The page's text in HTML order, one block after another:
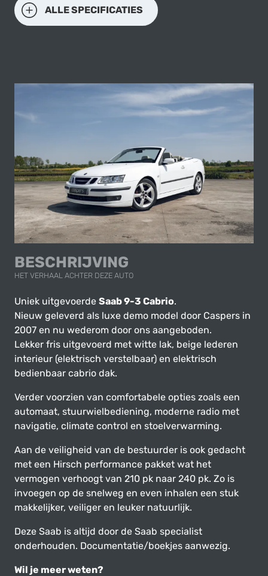
ALLE SPECIFICATIES
BESCHRIJVING
HET VERHAAL ACHTER DEZE AUTO
Uniek uitgevoerde Saab 9-3 Cabrio.
Nieuw geleverd als luxe demo model door Caspers in
2007 en nu wederom door ons aangeboden.
Lekker fris uitgevoerd met witte lak, beige lederen
interieur (elektrisch verstelbaar) en elektrisch
bedienbaar cabrio dak.
Verder voorzien van comfortabele opties zoals een
automaat, stuurwielbediening, moderne radio met
navigatie, climate control en stoelverwarming.
Aan de veiligheid van de bestuurder is ook gedacht
met een Hirsch performance pakket wat het
vermogen verhoogt van 210 pk naar 240 pk. Zo is
invoegen op de snelweg en even inhalen een stuk
makkelijker, veiliger en leuker natuurlijk.
Deze Saab is altijd door de Saab specialist
onderhouden. Documentatie/boekjes aanwezig.
Wil je meer weten?